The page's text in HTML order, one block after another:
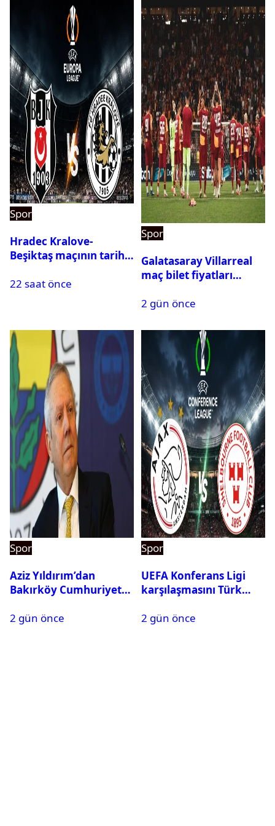
Spor
Hradec Kralove-
Beşiktaş maçının tarihi
22 saat önce
Spor
Galatasaray Villarreal
maç bilet fiyatları
2 gün önce
Spor
Aziz Yıldırım’dan
Bakırköy Cumhuriyet
duyurusu
2 gün önce
Spor
UEFA Konferans Ligi
karşılaşmasını Türk
2 gün önce